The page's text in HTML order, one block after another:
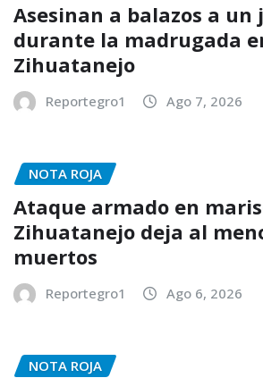
Asesinan a balazos a un
durante la madrugada
Zihuatanejo
Reportegro1 Ago 7, 2026
NOTA ROJA
Ataque armado en
Zihuatanejo deja al
muertos
Reportegro1 Ago 6, 2026
NOTA ROJA